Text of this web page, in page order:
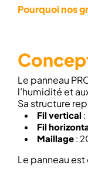
Pourquoi nos
Le panneau
l’humidité et
Sa structure
Fil vertical
Fil
Maillage :
Le panneau